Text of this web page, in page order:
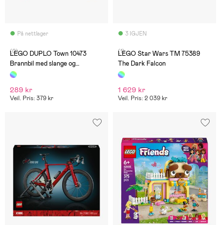
På nettlager
(0)
LEGO DUPLO Town 10473
Brannbil med slange og
brannmann
289 kr
Veil. Pris: 379 kr
3 IGJEN
(1)
LEGO Star Wars TM 75389
The Dark Falcon
1 629 kr
Veil. Pris: 2 039 kr